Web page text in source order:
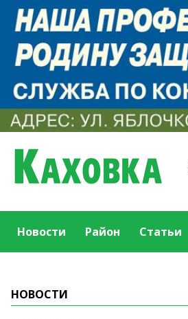
Новости Район Статьи
НОВОСТИ